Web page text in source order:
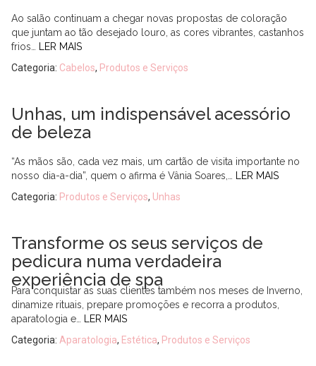
Ao salão continuam a chegar novas propostas de coloração
que juntam ao tão desejado louro, as cores vibrantes, castanhos
frios…
LER MAIS
Categoria: Cabelos, Produtos e Serviços
Unhas, um indispensável acessório
de beleza
“As mãos são, cada vez mais, um cartão de visita importante no
nosso dia-a-dia”, quem o afirma é Vânia Soares,…
LER MAIS
Categoria: Produtos e Serviços, Unhas
Transforme os seus serviços de
pedicura numa verdadeira
experiência de spa
Para conquistar as suas clientes também nos meses de Inverno,
dinamize rituais, prepare promoções e recorra a produtos,
aparatologia e…
LER MAIS
Categoria: Aparatologia, Estética, Produtos e Serviços